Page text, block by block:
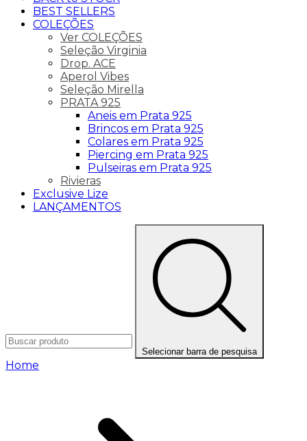
BEST SELLERS
COLEÇÕES
Ver COLEÇÕES
Seleção Virginia
Drop. ACE
Aperol Vibes
Seleção Mirella
PRATA 925
Aneis em Prata 925
Brincos em Prata 925
Colares em Prata 925
Piercing em Prata 925
Pulseiras em Prata 925
Rivieras
Exclusive Lize
LANÇAMENTOS
Selecionar barra de pesquisa
Home